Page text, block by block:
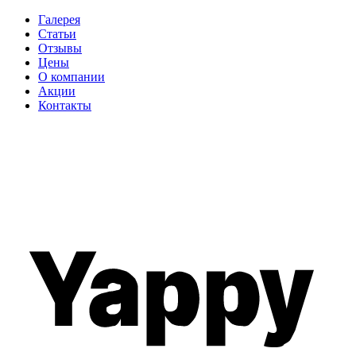
Галерея
Статьи
Отзывы
Цены
О компании
Акции
Контакты